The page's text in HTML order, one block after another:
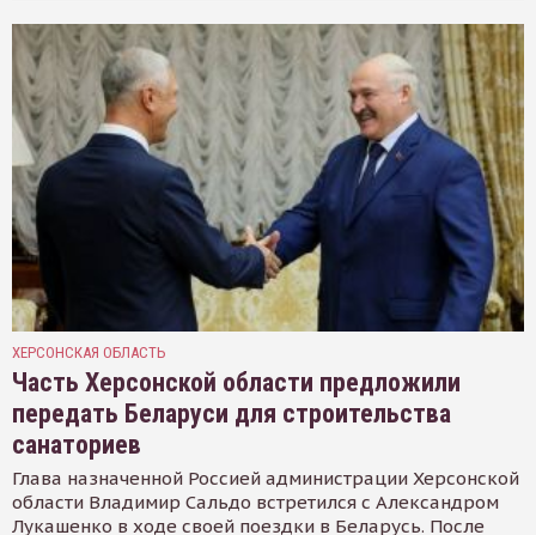
ХЕРСОНСКАЯ ОБЛАСТЬ
Часть Херсонской области предложили
передать Беларуси для строительства
санаториев
Глава назначенной Россией администрации Херсонской
области Владимир Сальдо встретился с Александром
Лукашенко в ходе своей поездки в Беларусь. После